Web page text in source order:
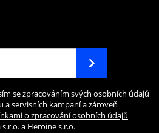
se zpracováním svých osobních údajů
a servisních kampaní a zároveň
o zpracování osobních údajů
a Heroine s.r.o.